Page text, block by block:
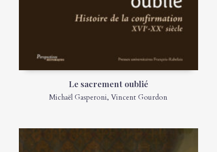
Le sacrement oublié
Michaël Gasperoni,Vincent Gourdon